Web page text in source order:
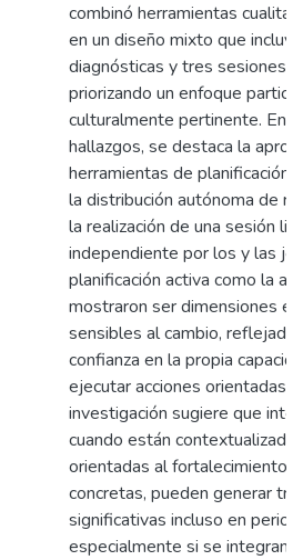
combinó herramientas
en un diseño mixto que
diagnósticas y tres sesiones
priorizando un enfoque
culturalmente pertinente.
hallazgos, se destaca la
herramientas de planificación
la distribución autónoma de
la realización de una sesión
independiente por los y las
planificación activa como la
mostraron ser dimensiones
sensibles al cambio,
confianza en la propia
ejecutar acciones orientadas
investigación sugiere que
cuando están
orientadas al fortalecimiento
concretas, pueden generar
significativas incluso en
especialmente si se integran